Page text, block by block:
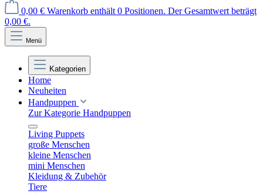
0,00 € Warenkorb enthält 0 Positionen. Der Gesamtwert beträgt
0,00 €.
Menü
Kategorien
Home
Neuheiten
Handpuppen
Zur Kategorie Handpuppen
Living Puppets
große Menschen
kleine Menschen
mini Menschen
Kleidung & Zubehör
Tiere